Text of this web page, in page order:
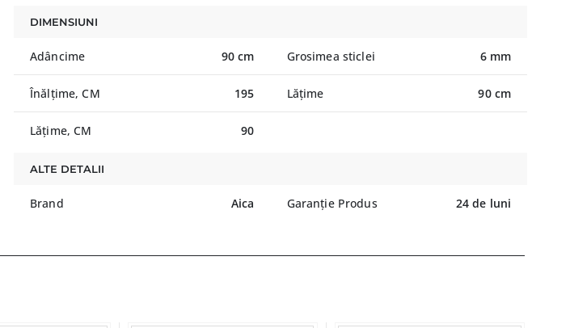
DIMENSIUNI
Adâncime 90 cm Grosimea sticlei 6 mm
Înălțime, CM 195 Lățime 90 cm
Lățime, CM 90
ALTE DETALII
Brand Aica Garanție Produs 24 de luni